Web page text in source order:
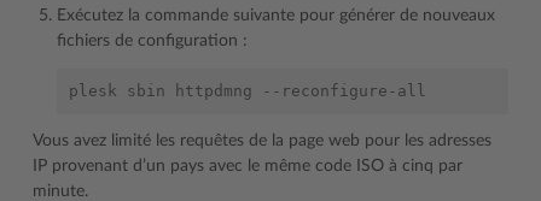
Exécutez la commande suivante pour générer de nouveaux
fichiers de configuration :
Vous avez limité les requêtes de la page web pour les adresses
IP provenant d’un pays avec le même code ISO à cinq par
minute.